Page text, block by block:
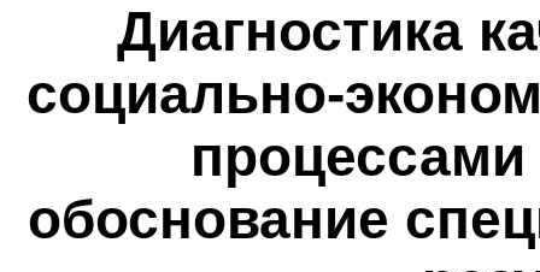
Диагностика
социально-
обоснование